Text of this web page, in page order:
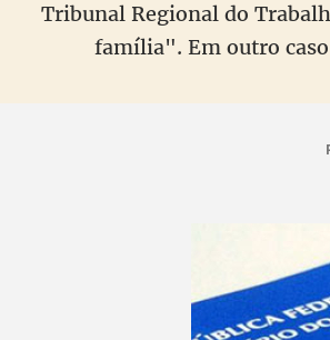
Tribunal Regional do
família". Em outro